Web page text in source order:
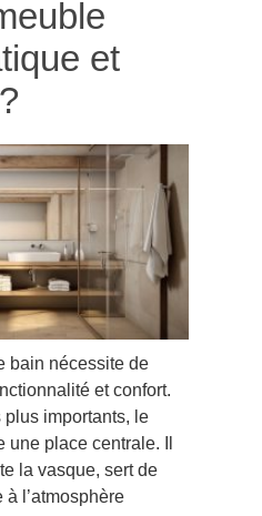
et
bain nécessite de
et confort.
importants, le
place centrale. Il
la vasque, sert de
l’atmosphère